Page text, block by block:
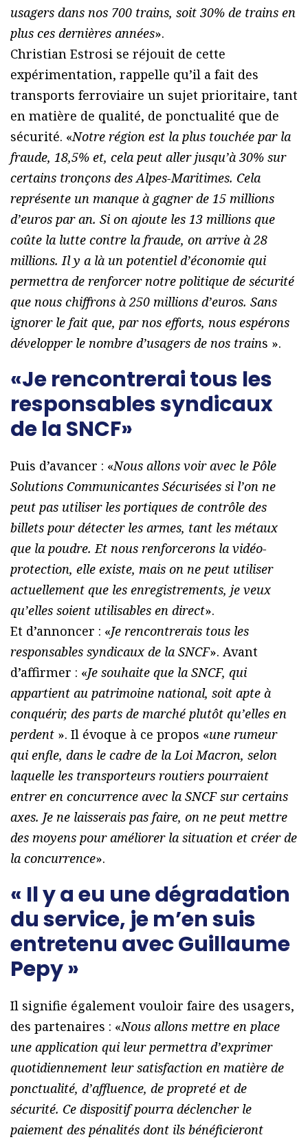
usagers dans nos 700 trains, soit 30% de trains en
plus ces dernières années».
Christian Estrosi se réjouit de cette
expérimentation, rappelle qu’il a fait des
transports ferroviaire un sujet prioritaire, tant
en matière de qualité, de ponctualité que de
sécurité. «Notre région est la plus touchée par la
fraude, 18,5% et, cela peut aller jusqu’à 30% sur
certains tronçons des Alpes-Maritimes. Cela
représente un manque à gagner de 15 millions
d’euros par an. Si on ajoute les 13 millions que
coûte la lutte contre la fraude, on arrive à 28
millions. Il y a là un potentiel d’économie qui
permettra de renforcer notre politique de sécurité
que nous chiffrons à 250 millions d’euros. Sans
ignorer le fait que, par nos efforts, nous espérons
développer le nombre d’usagers de nos trains ».
«Je rencontrerai tous les
responsables syndicaux
de la SNCF»
Puis d’avancer : «Nous allons voir avec le Pôle
Solutions Communicantes Sécurisées si l’on ne
peut pas utiliser les portiques de contrôle des
billets pour détecter les armes, tant les métaux
que la poudre. Et nous renforcerons la vidéo-
protection, elle existe, mais on ne peut utiliser
actuellement que les enregistrements, je veux
qu’elles soient utilisables en direct».
Et d’annoncer : «Je rencontrerais tous les
responsables syndicaux de la SNCF». Avant
d’affirmer : «Je souhaite que la SNCF, qui
appartient au patrimoine national, soit apte à
conquérir, des parts de marché plutôt qu’elles en
perdent ». Il évoque à ce propos «une rumeur
qui enfle, dans le cadre de la Loi Macron, selon
laquelle les transporteurs routiers pourraient
entrer en concurrence avec la SNCF sur certains
axes. Je ne laisserais pas faire, on ne peut mettre
des moyens pour améliorer la situation et créer de
la concurrence».
« Il y a eu une dégradation
du service, je m’en suis
entretenu avec Guillaume
Pepy »
Il signifie également vouloir faire des usagers,
des partenaires : «Nous allons mettre en place
une application qui leur permettra d’exprimer
quotidiennement leur satisfaction en matière de
ponctualité, d’affluence, de propreté et de
sécurité. Ce dispositif pourra déclencher le
paiement des pénalités dont ils bénéficieront